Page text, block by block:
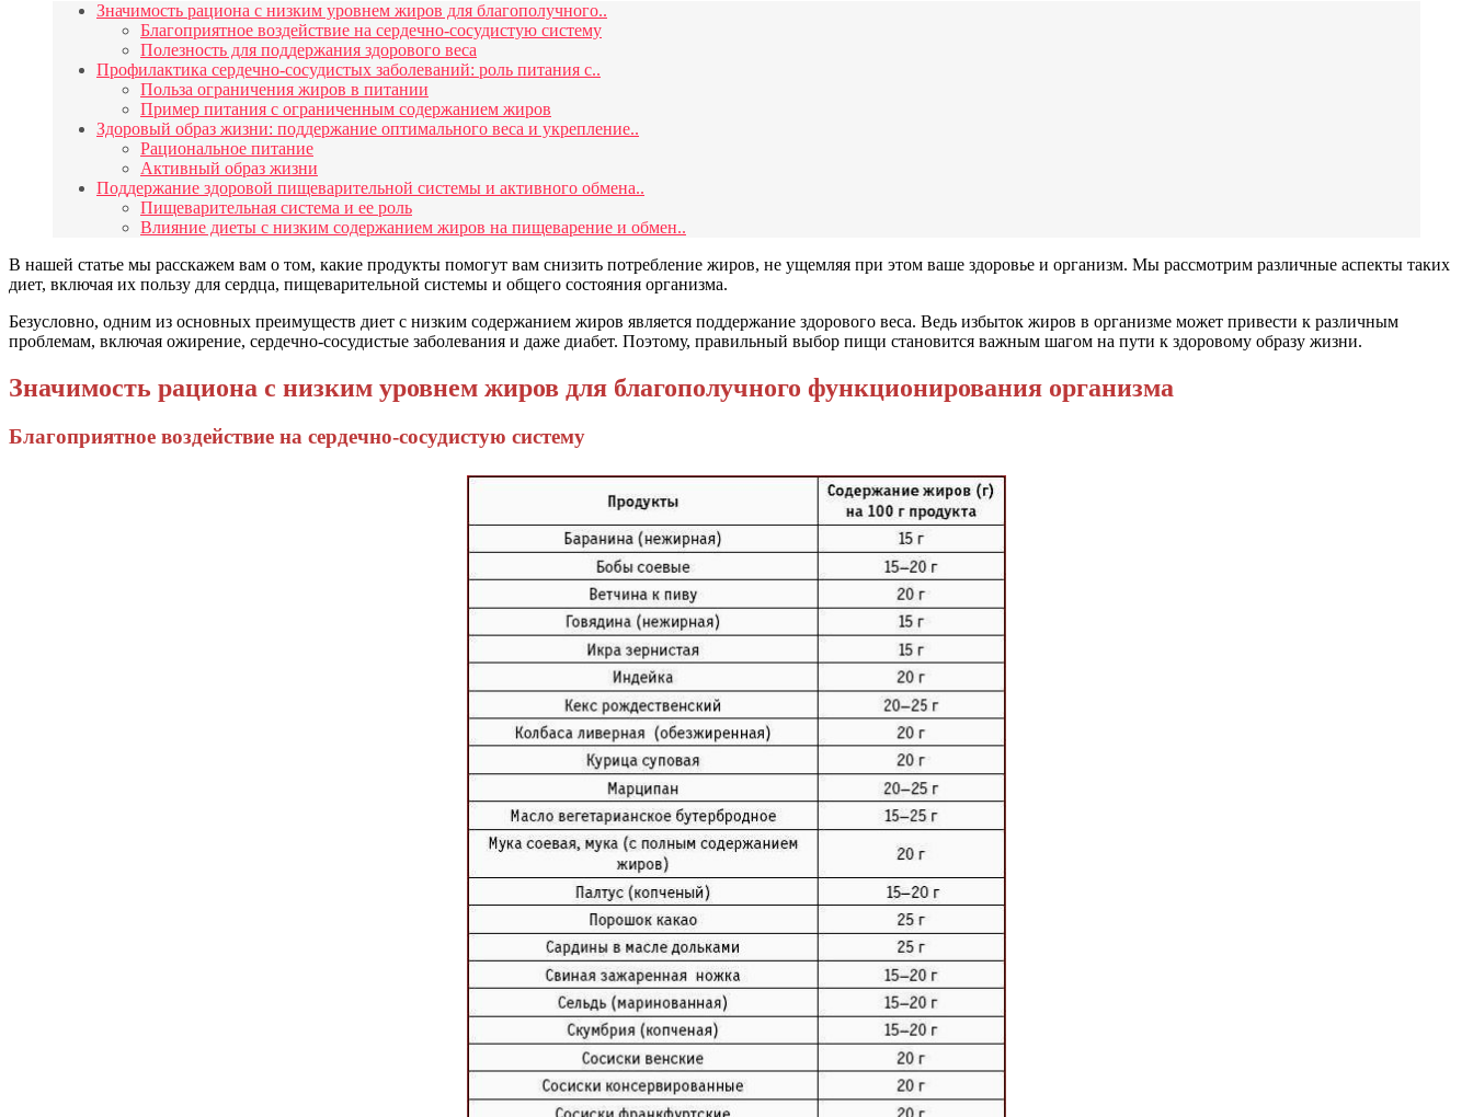
Значимость рациона с низким уровнем жиров для благополучного..
Благоприятное воздействие на сердечно-сосудистую систему
Полезность для поддержания здорового веса
Профилактика сердечно-сосудистых заболеваний: роль питания с..
Польза ограничения жиров в питании
Пример питания с ограниченным содержанием жиров
Здоровый образ жизни: поддержание оптимального веса и укрепление..
Рациональное питание
Активный образ жизни
Поддержание здоровой пищеварительной системы и активного обмена..
Пищеварительная система и ее роль
Влияние диеты с низким содержанием жиров на пищеварение и обмен..
В нашей статье мы расскажем вам о том, какие продукты помогут вам снизить потребление жиров, не ущемляя при этом ваше здоровье и организм. Мы рассмотрим различные аспекты таких
диет, включая их пользу для сердца, пищеварительной системы и общего состояния организма.
Безусловно, одним из основных преимуществ диет с низким содержанием жиров является поддержание здорового веса. Ведь избыток жиров в организме может привести к различным
проблемам, включая ожирение, сердечно-сосудистые заболевания и даже диабет. Поэтому, правильный выбор пищи становится важным шагом на пути к здоровому образу жизни.
Значимость рациона с низким уровнем жиров для благополучного функционирования организма
Благоприятное воздействие на сердечно-сосудистую систему